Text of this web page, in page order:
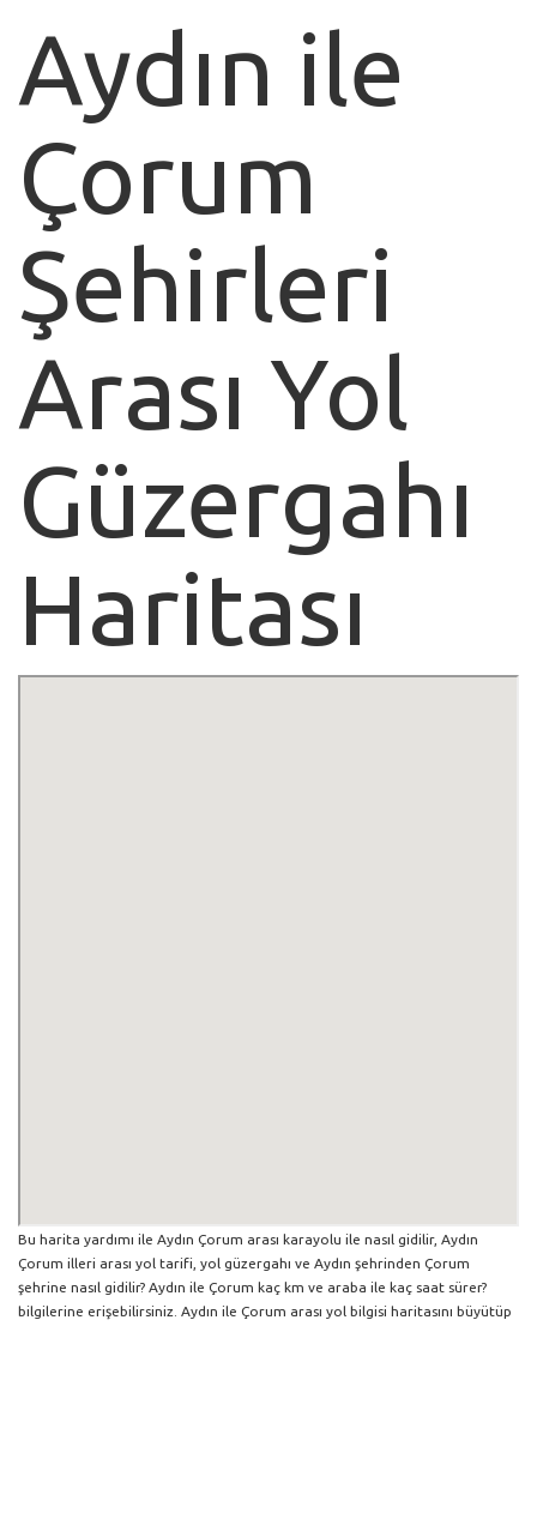
Aydın ile
Çorum
Şehirleri
Arası Yol
Güzergahı
Haritası
Bu harita yardımı ile Aydın Çorum arası karayolu ile nasıl gidilir, Aydın
Çorum illeri arası yol tarifi, yol güzergahı ve Aydın şehrinden Çorum
şehrine nasıl gidilir? Aydın ile Çorum kaç km ve araba ile kaç saat sürer?
bilgilerine erişebilirsiniz. Aydın ile Çorum arası yol bilgisi haritasını büyütüp